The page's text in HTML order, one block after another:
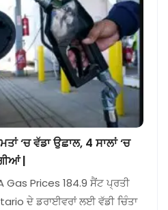
‘ਚ ਵੱਡਾ ਉਛਾਲ, 4 ਸਾਲਾਂ ‘ਚ
|
Prices 184.9 ਸੈਂਟ ਪ੍ਰਤੀ
ਦੇ ਡਰਾਈਵਰਾਂ ਲਈ ਵੱਡੀ ਚਿੰਤਾ